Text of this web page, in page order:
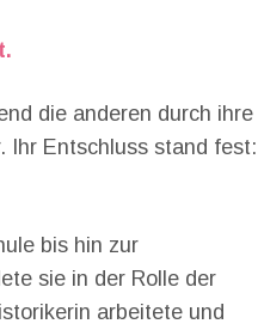
die anderen durch ihre
Ihr Entschluss stand fest:
bis hin zur
sie in der Rolle der
arbeitete und